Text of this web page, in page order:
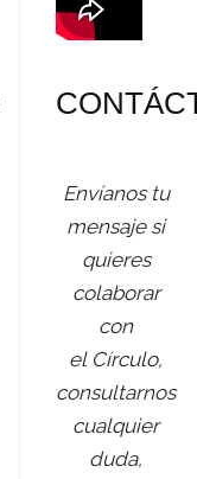
Envíanos tu
mensaje si
quieres
colaborar
con
el Círculo,
consultarnos
cualquier
duda,